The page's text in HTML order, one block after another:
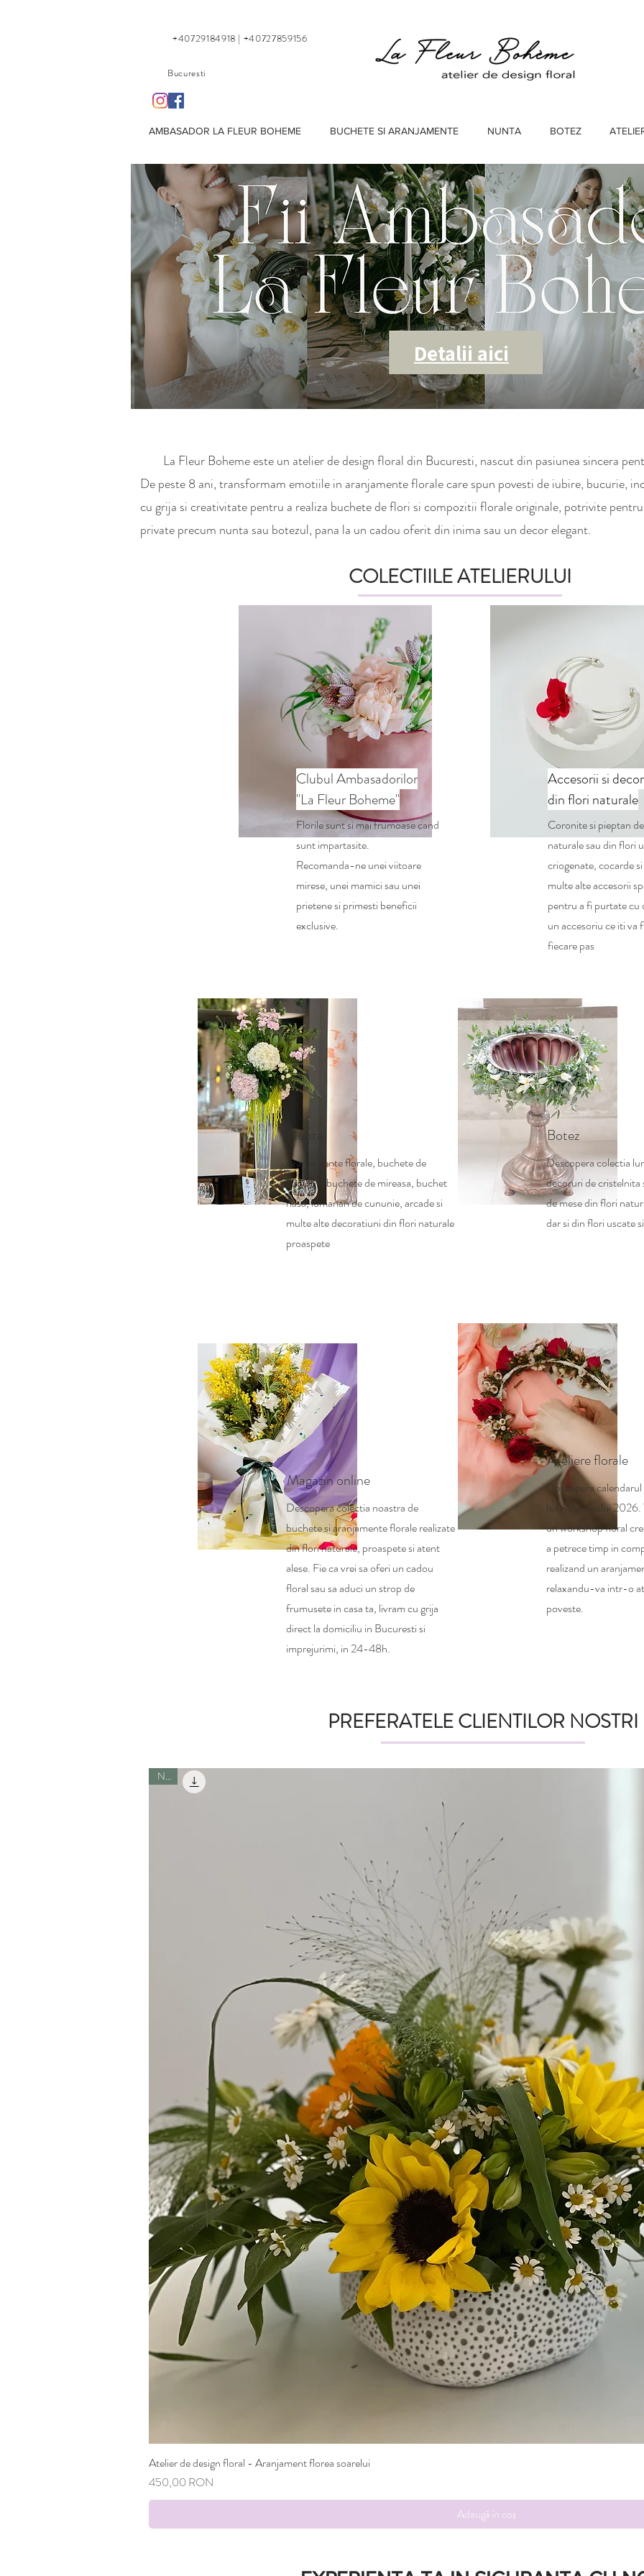
+40729184918 | +40727859156
Bucuresti
AMBASADOR LA FLEUR BOHEME BUCHETE SI ARANJAMENTE NUNTA BOTEZ
Detalii aici
La Fleur Boheme este un atelier de design floral din Bucuresti, nascut din pasiunea sincera
De peste 8 ani, transformam emotiile in aranjamente florale care spun povesti de iubire, bucurie,
cu grija si creativitate pentru a realiza buchete de flori si compozitii florale originale, potrivite
private precum nunta sau botezul, pana la un cadou oferit din inima sau un decor elegant.
COLECTIILE ATELIERULUI
Clubul Ambasadorilor
"La Fleur Boheme"
Florile sunt si mai frumoase cand
sunt impartasite.
Recomanda-ne unei viitoare
mirese, unei mamici sau unei
prietene si primesti beneficii
exclusive.
Accesorii si
din flori naturale
Coronite si pieptan
naturale sau din flori
criogenate, cocarde
multe alte accesorii
pentru a fi purtate cu
un accesoriu ce iti va
fiecare pas
Nunta
Aranjamente florale, buchete de
cununie, buchete de mireasa, buchet
nasa, lumanari de cununie, arcade si
multe alte decoratiuni din flori naturale
proaspete
Magazin online
Descopera colectia noastra de
buchete si aranjamente florale realizate
din flori naturale, proaspete si atent
alese. Fie ca vrei sa oferi un cadou
floral sau sa aduci un strop de
frumusete in casa ta, livram cu grija
direct la domiciliu in Bucuresti si
imprejurimi, in 24-48h.
Botez
Descopera colectia
decoruri de cristelnita
de mese din flori
dar si din flori uscate
Ateliere florale
Descopera
la finalul anului 2026.
un workshop floral
a petrece timp in
realizand un
relaxandu-va intr-o
poveste.
PREFERATELE CLIENTILOR NOSTRI
New
Atelier de design floral - Aranjament florea soarelui
Preț
450,00 RON
Adaugă în coș